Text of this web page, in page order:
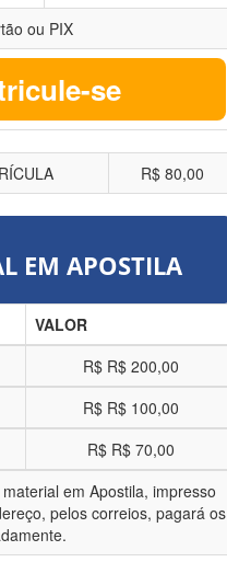
ou PIX
se
R$ 80,00
EM APOSTILA
VALOR
R$ R$ 200,00
R$ R$ 100,00
R$ R$ 70,00
em Apostila, impresso
pelos correios, pagará os